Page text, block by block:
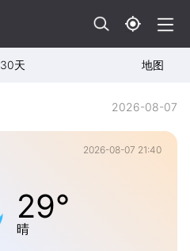
30天 地图
2026-08-07
2026-08-07 21:40
29°
晴